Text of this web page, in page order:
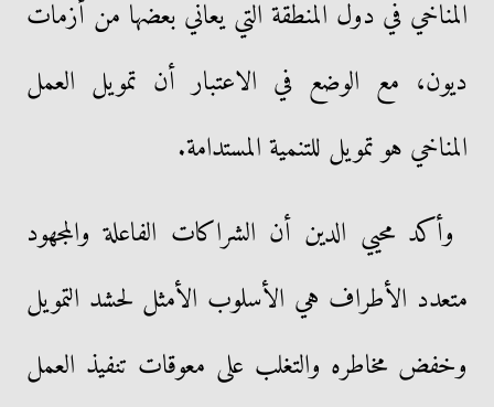
المناخي في دول المنطقة التي يعاني بعضها من أزمات
ديون، مع الوضع في الاعتبار أن تمويل العمل
المناخي هو تمويل للتنمية المستدامة.
وأكد محيي الدين أن الشراكات الفاعلة والمجهود
متعدد الأطراف هي الأسلوب الأمثل لحشد التمويل
وخفض مخاطره والتغلب على معوقات تنفيذ العمل